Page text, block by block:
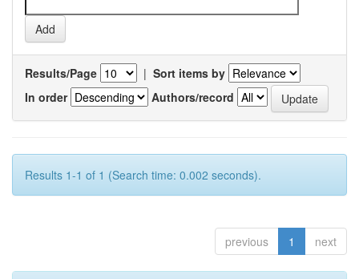
Results/Page | Sort items by
In order
Authors/record
Results 1-1 of 1 (Search time: 0.002 seconds).
previous 1 next